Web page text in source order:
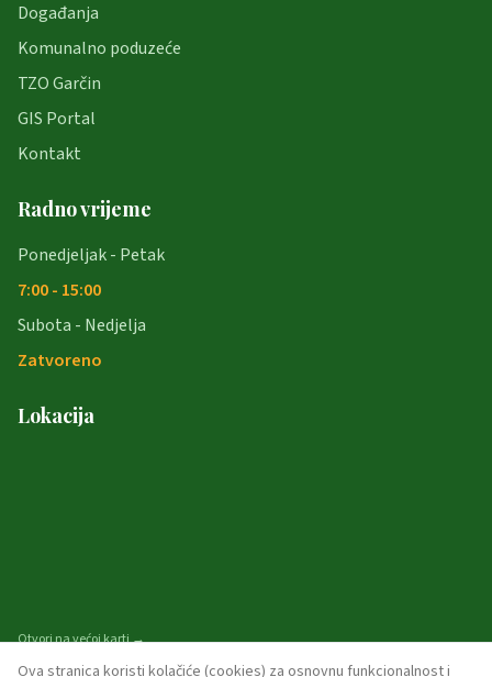
Događanja
Komunalno poduzeće
TZO Garčin
GIS Portal
Kontakt
Radno vrijeme
Ponedjeljak - Petak
7:00 - 15:00
Subota - Nedjelja
Zatvoreno
Lokacija
Otvori na većoj karti →
Ova stranica koristi kolačiće (cookies) za osnovnu funkcionalnost i